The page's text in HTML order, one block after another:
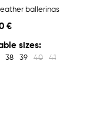
ballerinas
€
sizes:
38 39 40 41